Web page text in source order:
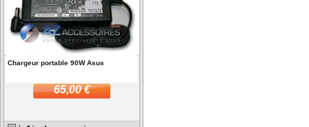
Chargeur portable 90W Asus
65,00 €